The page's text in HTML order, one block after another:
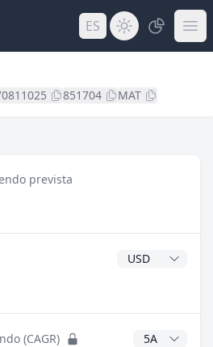
ES
851704 MAT
prevista
Divisa del
(CAGR) Años CAGR